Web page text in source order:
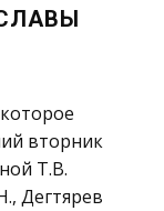
вторник
Т.В.
Дегтярев